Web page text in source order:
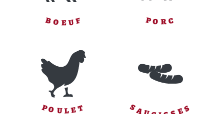
BO EUF PO RC
POULET SA ES